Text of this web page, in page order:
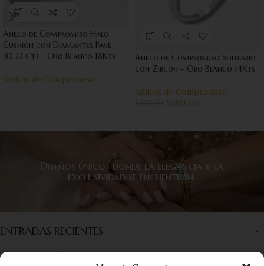
Anillo de Compromiso Halo
Cushion con Diamantes Pave
(0.22 Ct) – Oro Blanco 18Kts
Anillos de Compromiso
Anillo de Compromiso Solitario
con Zircón – Oro Blanco 14Kts
Anillos de Compromiso
$380.00
Diseños únicos donde la elegancia y la
exclusividad se encuentran.
ENTRADAS RECIENTES
INFORMACIÓN